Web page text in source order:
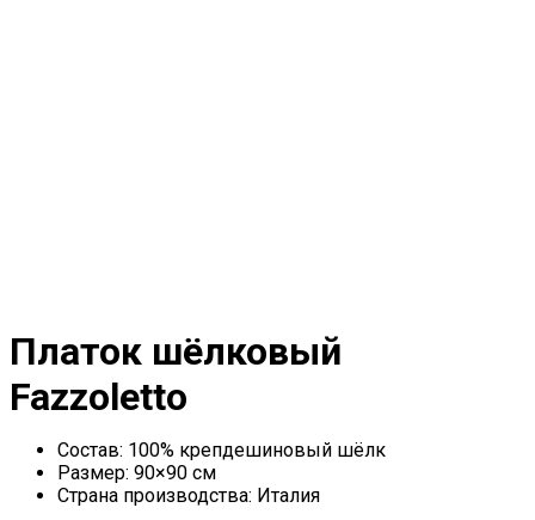
Платок шёлковый
Fazzoletto
Состав: 100% крепдешиновый шёлк
Размер: 90×90 см
Страна производства: Италия